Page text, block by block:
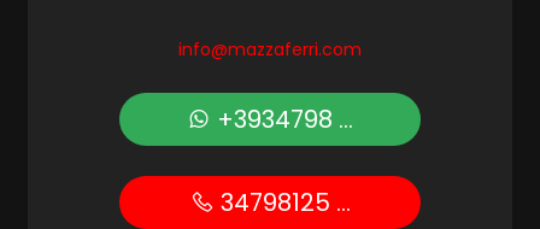
info@mazzaferri.com
+3934798 ...
34798125 ...
Arredato
Nuova costruzione